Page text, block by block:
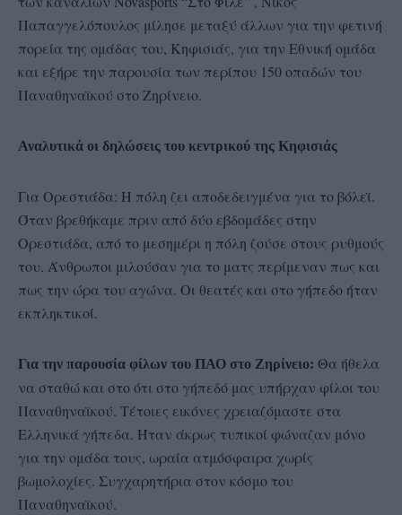
Παπαγγελόπουλος μίλησε μεταξύ άλλων για την φετινή
πορεία της ομάδας του, Κηφισιάς, για την Εθνική ομάδα
και εξήρε την παρουσία των περίπου 150 οπαδών του
Παναθηναϊκού στο Ζηρίνειο.
Αναλυτικά οι δηλώσεις του κεντρικού της Κηφισιάς
Για Ορεστιάδα: Η πόλη ζει αποδεδειγμένα για το βόλεϊ.
Όταν βρεθήκαμε πριν από δύο εβδομάδες στην
Ορεστιάδα, από το μεσημέρι η πόλη ζούσε στους ρυθμούς
του. Άνθρωποι μιλούσαν για το ματς περίμεναν πως και
πως την ώρα του αγώνα. Οι θεατές και στο γήπεδο ήταν
εκπληκτικοί.
Για την παρουσία φίλων του ΠΑΟ στο Ζηρίνειο: Θα ήθελα
να σταθώ και στο ότι στο γήπεδό μας υπήρχαν φίλοι του
Παναθηναϊκού. Τέτοιες εικόνες χρειαζόμαστε στα
Ελληνικά γήπεδα. Ήταν άκρως τυπικοί φώναζαν μόνο
για την ομάδα τους, ωραία ατμόσφαιρα χωρίς
βωμολοχίες. Συγχαρητήρια στον κόσμο του
Παναθηναϊκού.